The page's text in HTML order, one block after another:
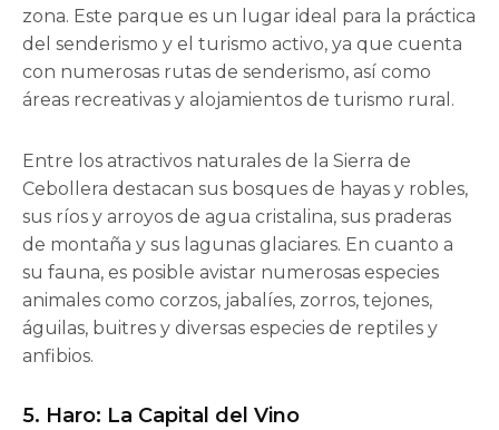
zona. Este parque es un lugar ideal para la práctica
del senderismo y el turismo activo, ya que cuenta
con numerosas rutas de senderismo, así como
áreas recreativas y alojamientos de turismo rural.
Entre los atractivos naturales de la Sierra de
Cebollera destacan sus bosques de hayas y robles,
sus ríos y arroyos de agua cristalina, sus praderas
de montaña y sus lagunas glaciares. En cuanto a
su fauna, es posible avistar numerosas especies
animales como corzos, jabalíes, zorros, tejones,
águilas, buitres y diversas especies de reptiles y
anfibios.
5. Haro: La Capital del Vino